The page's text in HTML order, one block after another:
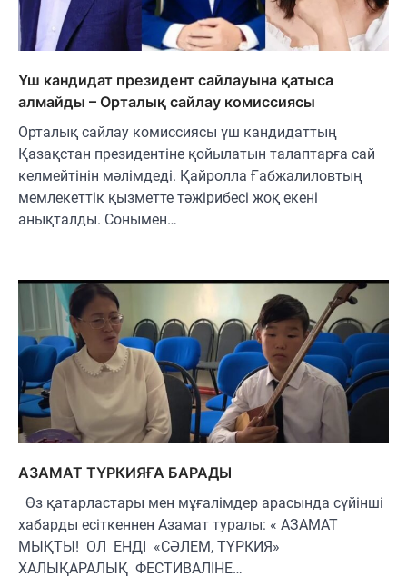
Үш кандидат президент сайлауына қатыса
алмайды – Орталық сайлау комиссиясы
Орталық сайлау комиссиясы үш кандидаттың
Қазақстан президентіне қойылатын талаптарға сай
келмейтінін мәлімдеді. Қайролла Ғабжалиловтың
мемлекеттік қызметте тәжірибесі жоқ екені
анықталды. Сонымен…
АЗАМАТ ТҮРКИЯҒА БАРАДЫ
Өз қатарластары мен мұғалімдер арасында сүйінші
хабарды есіткеннен Азамат туралы: « АЗАМАТ
МЫҚТЫ! ОЛ ЕНДІ «СӘЛЕМ, ТҮРКИЯ»
ХАЛЫҚАРАЛЫҚ ФЕСТИВАЛІНЕ…